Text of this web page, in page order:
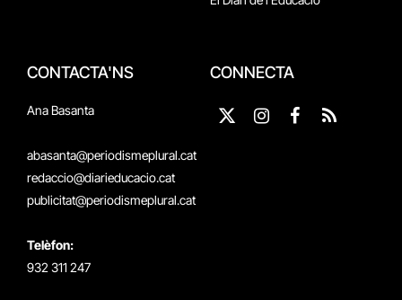
CONTACTA'NS
Ana Basanta
abasanta@periodismeplural.cat
redaccio@diarieducacio.cat
publicitat@periodismeplural.cat
Telèfon:
932 311 247
CONNECTA
X
Instagram
Facebook
RSS